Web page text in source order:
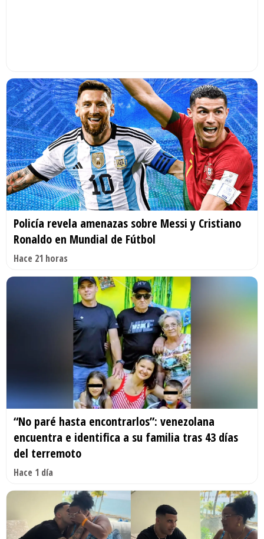
Policía revela amenazas sobre Messi y Cristiano
Ronaldo en Mundial de Fútbol
Hace 21 horas
“No paré hasta encontrarlos”: venezolana
encuentra e identifica a su familia tras 43 días
del terremoto
Hace 1 día